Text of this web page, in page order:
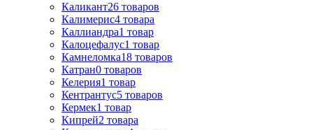
Каликант26 товаров
Калимерис4 товара
Каллиандра1 товар
Калоцефалус1 товар
Камнеломка18 товаров
Катран0 товаров
Келерия1 товар
Кентрантус5 товаров
Кермек1 товар
Кипрей2 товара